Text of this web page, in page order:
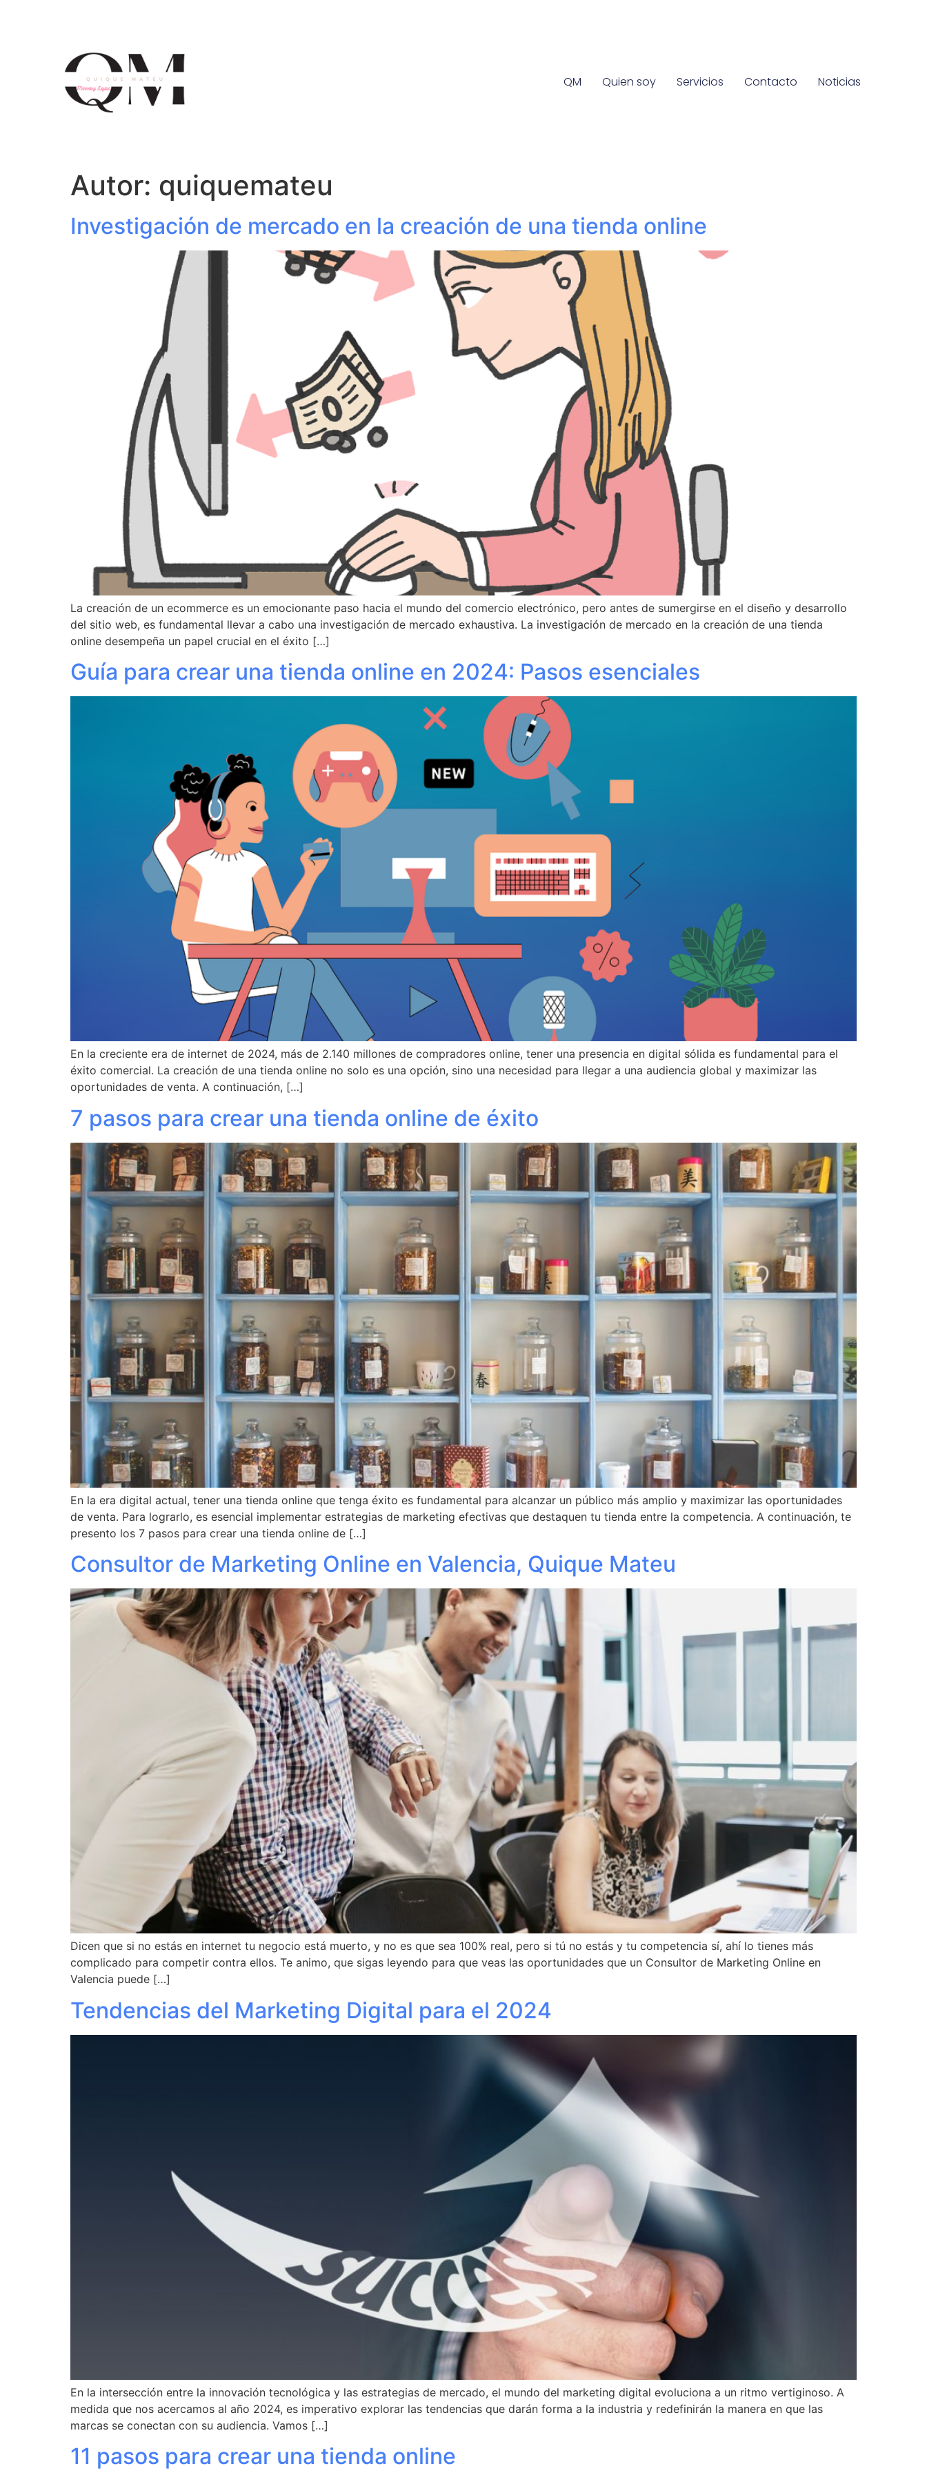
QM Quien soy Servicios Contacto Noticias
Autor: quiquemateu
Investigación de mercado en la creación de una tienda online
La creación de un ecommerce es un emocionante paso hacia el mundo del comercio electrónico, pero antes de sumergirse en el diseño y desarrollo
del sitio web, es fundamental llevar a cabo una investigación de mercado exhaustiva. La investigación de mercado en la creación de una tienda
online desempeña un papel crucial en el éxito […]
Guía para crear una tienda online en 2024: Pasos esenciales
En la creciente era de internet de 2024, más de 2.140 millones de compradores online, tener una presencia en digital sólida es fundamental para el
éxito comercial. La creación de una tienda online no solo es una opción, sino una necesidad para llegar a una audiencia global y maximizar las
oportunidades de venta. A continuación, […]
7 pasos para crear una tienda online de éxito
En la era digital actual, tener una tienda online que tenga éxito es fundamental para alcanzar un público más amplio y maximizar las oportunidades
de venta. Para lograrlo, es esencial implementar estrategias de marketing efectivas que destaquen tu tienda entre la competencia. A continuación, te
presento los 7 pasos para crear una tienda online de […]
Consultor de Marketing Online en Valencia, Quique Mateu
Dicen que si no estás en internet tu negocio está muerto, y no es que sea 100% real, pero si tú no estás y tu competencia sí, ahí lo tienes más
complicado para competir contra ellos. Te animo, que sigas leyendo para que veas las oportunidades que un Consultor de Marketing Online en
Valencia puede […]
Tendencias del Marketing Digital para el 2024
En la intersección entre la innovación tecnológica y las estrategias de mercado, el mundo del marketing digital evoluciona a un ritmo vertiginoso. A
medida que nos acercamos al año 2024, es imperativo explorar las tendencias que darán forma a la industria y redefinirán la manera en que las
marcas se conectan con su audiencia. Vamos […]
11 pasos para crear una tienda online